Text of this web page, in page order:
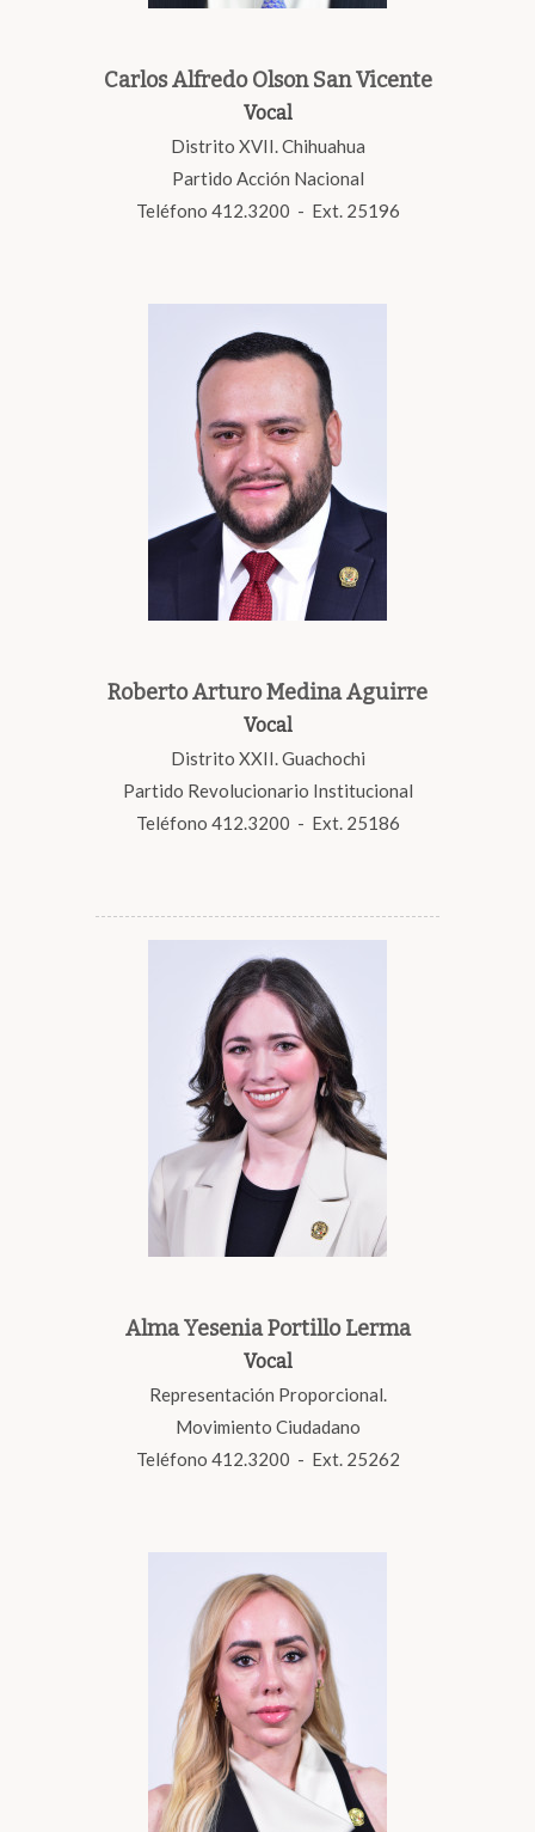
Carlos Alfredo Olson San Vicente
Vocal
Distrito XVII. Chihuahua
Partido Acción Nacional
Teléfono 412.3200 - Ext. 25196
Roberto Arturo Medina Aguirre
Vocal
Distrito XXII. Guachochi
Partido Revolucionario Institucional
Teléfono 412.3200 - Ext. 25186
Alma Yesenia Portillo Lerma
Vocal
Representación Proporcional.
Movimiento Ciudadano
Teléfono 412.3200 - Ext. 25262